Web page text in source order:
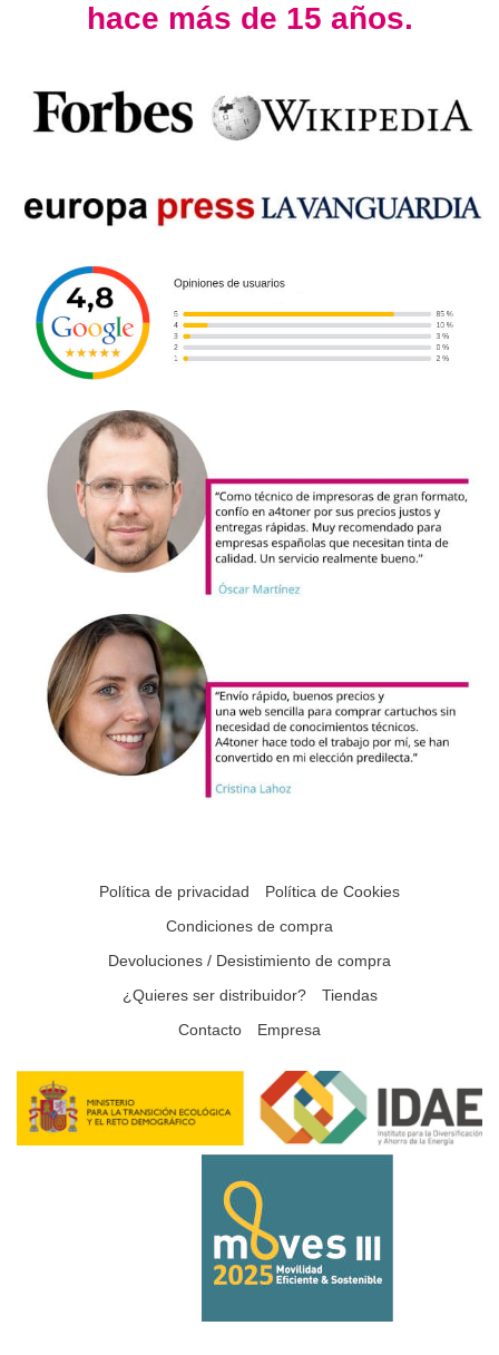
hace más de 15 años.
Política de privacidad
Política de Cookies
Condiciones de compra
Devoluciones / Desistimiento de compra
¿Quieres ser distribuidor?
Tiendas
Contacto
Empresa